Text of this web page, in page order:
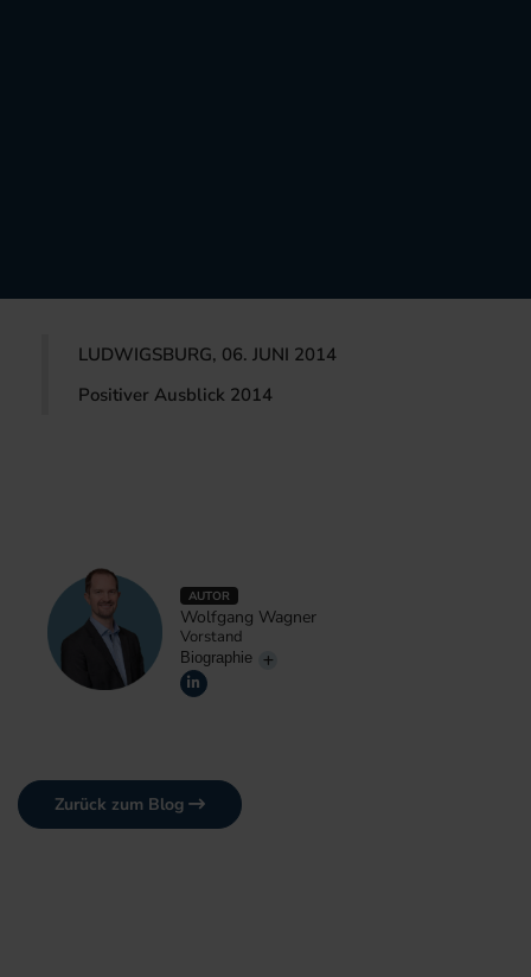
LUDWIGSBURG, 06. JUNI 2014
Positiver Ausblick 2014
AUTOR
Wolfgang Wagner
Vorstand
Biographie
Zurück zum Blog